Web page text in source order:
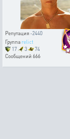
Репутация-2440
Группа relict
17
3
74
Сообщений 666